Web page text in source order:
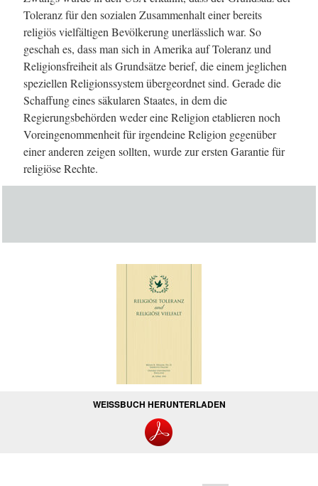
Toleranz für den sozialen Zusammenhalt einer bereits
religiös vielfältigen Bevölkerung unerlässlich war. So
geschah es, dass man sich in Amerika auf Toleranz und
Religionsfreiheit als Grundsätze berief, die einem jeglichen
speziellen Religionssystem übergeordnet sind. Gerade die
Schaffung eines säkularen Staates, in dem die
Regierungsbehörden weder eine Religion etablieren noch
Voreingenommenheit für irgendeine Religion gegenüber
einer anderen zeigen sollten, wurde zur ersten Garantie für
religiöse Rechte.
WEISSBUCH HERUNTERLADEN